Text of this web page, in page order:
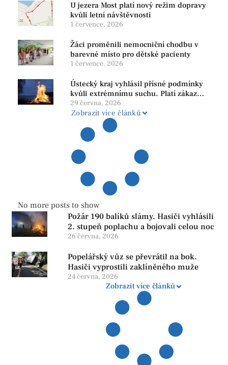
U jezera Most platí nový režim dopravy
kvůli letní návštěvnosti
1 července, 2026
Žáci proměnili nemocniční chodbu v
barevné místo pro dětské pacienty
1 července, 2026
Ústecký kraj vyhlásil přísné podmínky
kvůli extrémnímu suchu. Platí zákaz
ohňů i pyrotechniky
29 června, 2026
Zobrazit více článků
No more posts to show
Požár 190 balíků slámy. Hasiči vyhlásili
2. stupeň poplachu a bojovali celou noc
26 června, 2026
Popelářský vůz se převrátil na bok.
Hasiči vyprostili zaklíněného muže
24 června, 2026
Zobrazit více článků